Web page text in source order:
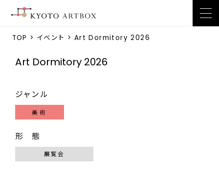
TOP > イベント > Art Dormitory 2026
Art Dormitory 2026
ジャンル
美術
形 態
展覧会